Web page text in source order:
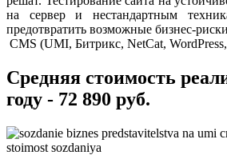
на сервер и нестандартным
предотвратить возможные бизнес-
CMS (UMI, Битрикс, NetCat,
Средняя стоимость
году - 72 890 руб.